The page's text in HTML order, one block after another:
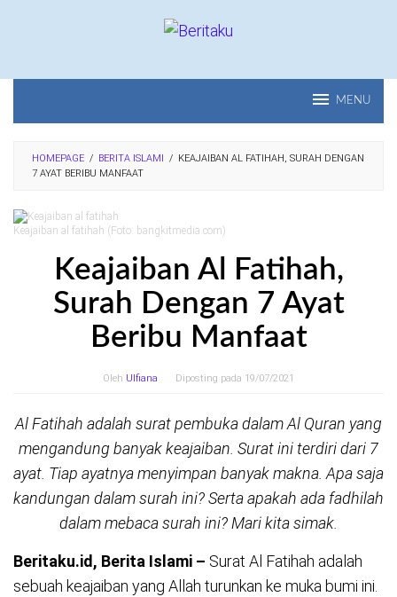
MENU
HOMEPAGE / BERITA ISLAMI / KEAJAIBAN AL FATIHAH, SURAH DENGAN
7 AYAT BERIBU MANFAAT
Keajaiban al fatihah (Foto: bangkitmedia.com)
Keajaiban Al Fatihah,
Surah Dengan 7 Ayat
Beribu Manfaat
Oleh Ulfiana Diposting pada 19/07/2021
Al Fatihah adalah surat pembuka dalam Al Quran yang
mengandung banyak keajaiban. Surat ini terdiri dari 7
ayat. Tiap ayatnya menyimpan banyak makna. Apa saja
kandungan dalam surah ini? Serta apakah ada fadhilah
dalam mebaca surah ini? Mari kita simak.
Beritaku.id, Berita Islami – Surat Al Fatihah adalah
sebuah keajaiban yang Allah turunkan ke muka bumi ini.